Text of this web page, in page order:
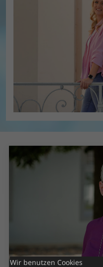
Wir benutzen Cookies